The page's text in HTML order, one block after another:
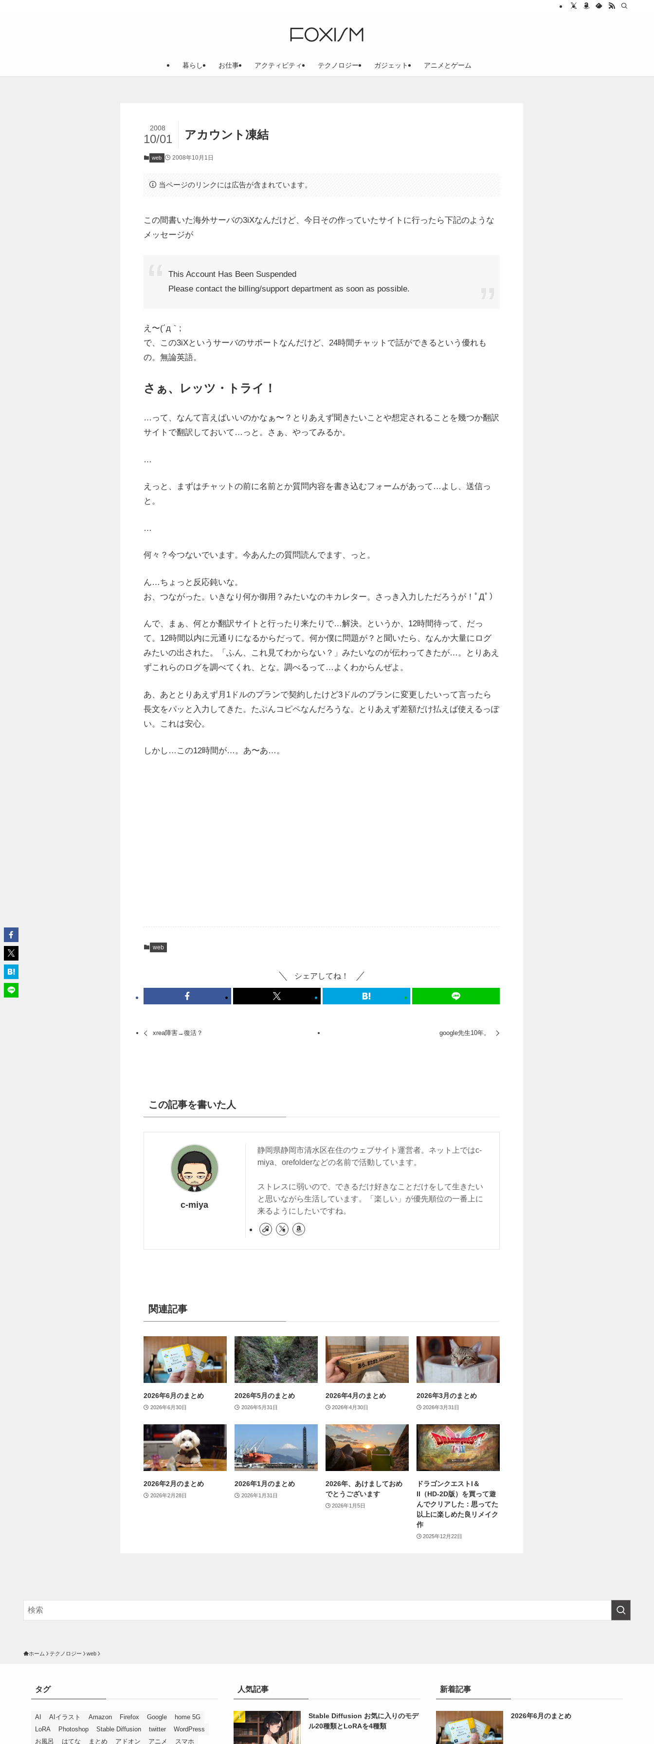
暮らし お仕事 アクティビティ テクノロジー ガジェット アニメとゲーム
アカウント凍結
2008
10/01
web 2008年10月1日
当ページのリンクには広告が含まれています。
この間書いた海外サーバの3iXなんだけど、今日その作っていたサイトに行ったら下記のような
メッセージが
This Account Has Been Suspended
Please contact the billing/support department as soon as possible.
え〜(´д｀;
で、この3iXというサーバのサポートなんだけど、24時間チャットで話ができるという優れも
の。無論英語。
さぁ、レッツ・トライ！
…って、なんて言えばいいのかなぁ〜？とりあえず聞きたいことや想定されることを幾つか翻訳
サイトで翻訳しておいて…っと。さぁ、やってみるか。
…
えっと、まずはチャットの前に名前とか質問内容を書き込むフォームがあって…よし、送信っ
と。
…
何々？今つないでいます。今あんたの質問読んでます、っと。
ん…ちょっと反応鈍いな。
お、つながった。いきなり何か御用？みたいなのキカレター。さっき入力しただろうが！ﾟДﾟ）
んで、まぁ、何とか翻訳サイトと行ったり来たりで…解決。というか、12時間待って、だっ
て。12時間以内に元通りになるからだって。何か僕に問題が？と聞いたら、なんか大量にログ
みたいの出された。「ふん、これ見てわからない？」みたいなのが伝わってきたが…。とりあえ
ずこれらのログを調べてくれ、とな。調べるって…よくわからんぜよ。
あ、あととりあえず月1ドルのプランで契約したけど3ドルのプランに変更したいって言ったら
長文をパッと入力してきた。たぶんコピペなんだろうな。とりあえず差額だけ払えば使えるっぽ
い。これは安心。
しかし…この12時間が…。あ〜あ…。
web
シェアしてね！
xrea障害→復活？ google先生10年。
この記事を書いた人
c-miya
静岡県静岡市清水区在住のウェブサイト運営者。ネット上ではc-
miya、orefolderなどの名前で活動しています。
ストレスに弱いので、できるだけ好きなことだけをして生きたい
と思いながら生活しています。「楽しい」が優先順位の一番上に
来るようにしたいですね。
関連記事
2026年6月のまとめ
2026年6月30日
2026年5月のまとめ
2026年5月31日
2026年4月のまとめ
2026年4月30日
2026年3月のまとめ
2026年3月31日
2026年2月のまとめ
2026年2月28日
2026年1月のまとめ
2026年1月31日
2026年、あけましておめ
でとうございます
2026年1月5日
ドラゴンクエストI＆
II（HD-2D版）を買って遊
んでクリアした：思ってた
以上に楽しめた良リメイク
作
2025年12月22日
ホーム テクノロジー web
タグ
AI AIイラスト Amazon Firefox Google
home 5G
LoRA
Photoshop Stable Diffusion twitter
WordPress
お風呂
はてな まとめ アドオン アニメ スマホ
人気記事
Stable Diffusion お気に入りのモデ
ル20種類とLoRAを4種類
新着記事
2026年6月のまとめ